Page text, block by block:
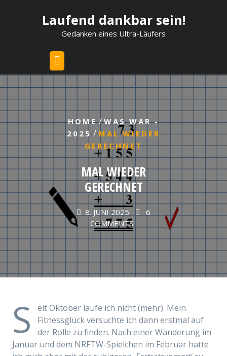
Laufend dankbar sein!
Gedanken eines Ultra-Läufers
HOME/WAS WAR -
2025/MAL WIEDER
GERECHNET
MAL WIEDER
GERECHNET
8. JUNI 2025
6
COMMENTS
S eit Oktober laufe ich nicht (mehr). Mein
Fitnessglückversuchte ich dann erstmal auf
der Rolle zu finden. Nach einer Wanderung im
Januar und dem NRFTW-Spielchen im Februar hatte